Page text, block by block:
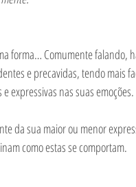
forma… Comumente falando,
e precavidas, tendo mais
expressivas nas suas emoções.
da sua maior ou menor
como estas se comportam.